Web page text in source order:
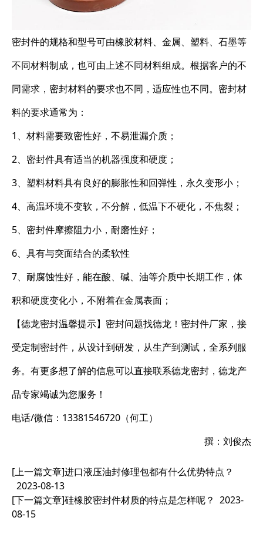
密封件的规格和型号可由橡胶材料、金属、塑料、石墨等
不同材料制成，也可由上述不同材料组成。根据客户的不
同需求，密封材料的要求也不同，适应性也不同。密封材
料的要求通常为：
1、材料需要致密性好，不易泄漏介质；
2、密封件具有适当的机器强度和硬度；
3、塑料材料具有良好的膨胀性和回弹性，永久变形小；
4、高温环境不变软，不分解，低温下不硬化，不焦裂；
5、密封件摩擦阻力小，耐磨性好；
6、具有与突面结合的柔软性
7、耐腐蚀性好，能在酸、碱、油等介质中长期工作，体
积和硬度变化小，不附着在金属表面；
【德龙密封温馨提示】密封问题找德龙！密封件厂家，接
受定制密封件，从设计到研发，从生产到测试，全系列服
务。有更多想了解的信息可以直接联系德龙密封，德龙产
品专家竭诚为您服务！
电话/微信：13381546720（何工）
撰：刘俊杰
[上一篇文章]进口液压油封修理包都有什么优势特点？
2023-08-13
[下一篇文章]硅橡胶密封件材质的特点是怎样呢？ 2023-
08-15